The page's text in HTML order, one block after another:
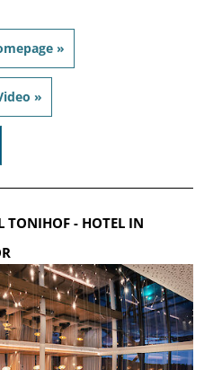
»
»
TONIHOF- HOTEL IN